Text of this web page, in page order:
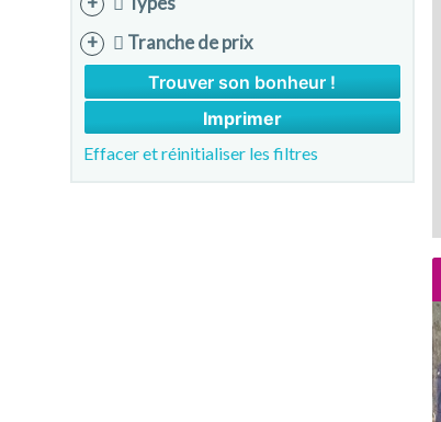
Tranche de prix
Imprimer
Effacer et réinitialiser les filtres